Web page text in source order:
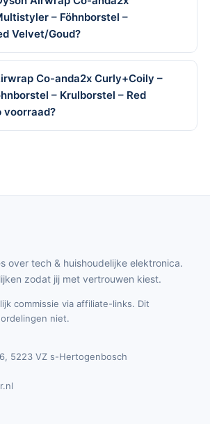
– Föhnborstel –
Velvet/Goud?
Co-anda2x Curly+Coily –
– Krulborstel – Red
voorraad?
over tech & huishoudelijke elektronica.
zodat jij met vertrouwen kiest.
commissie via affiliate-links. Dit
niet.
5223 VZ s-Hertogenbosch